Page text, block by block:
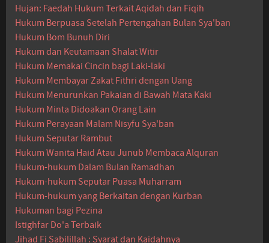
Hujan: Faedah Hukum Terkait Aqidah dan Fiqih
Hukum Berpuasa Setelah Pertengahan Bulan Sya'ban
Hukum Bom Bunuh Diri
Hukum dan Keutamaan Shalat Witir
Hukum Memakai Cincin bagi Laki-laki
Hukum Membayar Zakat Fithri dengan Uang
Hukum Menurunkan Pakaian di Bawah Mata Kaki
Hukum Minta Didoakan Orang Lain
Hukum Perayaan Malam Nisyfu Sya'ban
Hukum Seputar Rambut
Hukum Wanita Haid Atau Junub Membaca Alquran
Hukum-hukum Dalam Bulan Ramadhan
Hukum-hukum Seputar Puasa Muharram
Hukum-hukum yang Berkaitan dengan Kurban
Hukuman bagi Pezina
Istighfar Do'a Terbaik
Jihad Fi Sabilillah : Syarat dan Kaidahnya